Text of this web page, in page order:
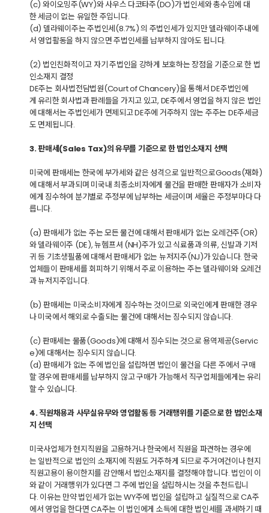
(c) 와이오밍주(WY)와 사우스 다코타주(DO)가 법인세와 총수입에 대
한 세금이 없는 유일한 주입니다.
(d) 델라웨이주는 주법인세(8.7%) 의 주법인세가 있지만 델라웨이주내에
서 영업활동을 하지 않으면 주법인세를 납부하지 않아도 됩니다.
(2) 법인친화적이고 자기 주법인을 강하게 보호하는 장점을 기준으로 한 법
인소재지 결정
DE주는 회사법전담법원(Court of Chancery)을 통해서 DE주법인에
게 유리한 회사법과 판례들을 가지고 있고, DE주에서 영업을 하지 않은 법인
에 대해서는 주법인세가 면제되고 DE주에 거주하지 않는 주주는 DE주세금
도 면제됩니다.
​3. 판매세(Sales Tax)의 유무를 기준으로 한 법인소재지 선택
미국에 판매세는 한국에 부가세와 같은 성격으로 일반적으로Goods(재화)
에 대해서 부과되며 미국내 최종소비자에게 물건을 판매한 판매자가 소비자
에게 징수하여 분기별로 주정부에 납부하는 세금이며 세율은 주정부마다 다
릅니다.
(a) 판매세가 없는 주는 모든 물건에 대해서 판매세가 없는 오레건주(OR)
와 델라웨이주 (DE), 뉴헴프셔 (NH)주가 있고 식료품과 의류, 신발과 기저
귀 등 기초생필품에 대해서 판매세가 없는 뉴저지주(NJ)가 있습니다. 한국
업체들이 판매세를 회피하기 위해서 주로 이용하는 주는 델라웨이와 오레건
과 뉴저지주입니다.
(b) 판매세는 미국소비자에게 징수하는 것이므로 외국인에게 판매한 경우
나 미국에서 해외로 수출되는 물건에 대해서는 징수되지 않습니다.
(c) 판매세는 물품(Goods)에 대해서 징수되는 것으로 용역제공(Servic
e)에 대해서는 징수되지 않습니다.
(d) 판매세가 없는 주에 법인을 설립하면 법인이 물건을 다른 주에서 구매
할 경우에 판매세를 납부하지 않고 구매가 가능해서 직구업체들에게는 유리
할 수 있습니다.
4. 직원채용과 사무실유무와 영업활동 등 거래행위를 기준으로 한 법인소재
지 선택
미국사업체가 현지직원을 고용하거나 한국에서 직원을 파견하는 경우에
는 일반적으로 법인의 소재지에 직원도 거주하게 되므로 주거여건이나 현지
직원고용이 용이한지를 감안해서 법인소재지를 결정해야 합니다. 법인이 이
와 같이 거래행위가 있다면 그 주에 법인을 설립하시는 것을 추천드립니
다. 이유는 만약 법인세가 없는 WY주에 법인을 설립하고 실질적으로 CA주
에서 영업을 한다면 CA주는 이 법인에게 소득에 대한 법인세를 과세하기 때